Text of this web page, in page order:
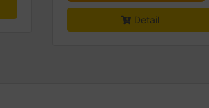
Detail